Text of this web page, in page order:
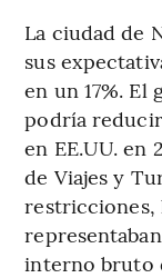
La ciudad de
sus
en un 17%.
podría
en EE.UU. en
de Viajes y
restricciones,
interno bruto